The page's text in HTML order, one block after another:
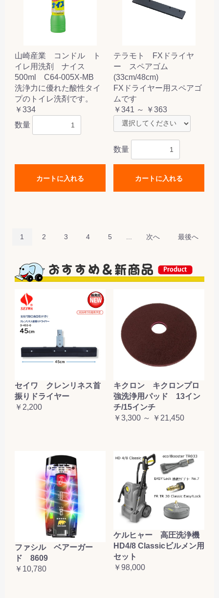
山崎産業 コンドル ト
イレ用洗剤 ナイス
500ml C64-005X-MB
洗浄力に優れた酸性タイ
プのトイレ洗剤です。
￥334
数量
カートに入れる
テラモト FXドライヤ
ー スペアゴム
(33cm/48cm)
FXドライヤー用スペアゴ
ムです
￥341 ～ ￥363
数量
カートに入れる
1 2 3 4 5 次へ 最後へ
セイワ クレンリネス首
振りドライヤー
￥2,200
キクロン キクロンプロ
強洗浄用パッド 13イン
チ/15インチ
￥3,300 ～ ￥21,450
ファシル ベアーガー
ド 8609
￥10,780
ケルヒャー 高圧洗浄機
HD4/8 Classicビルメン用
セット
￥98,000